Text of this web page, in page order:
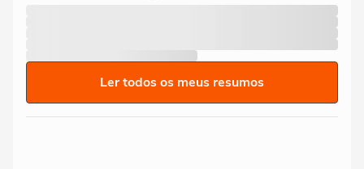
Ler todos os meus resumos